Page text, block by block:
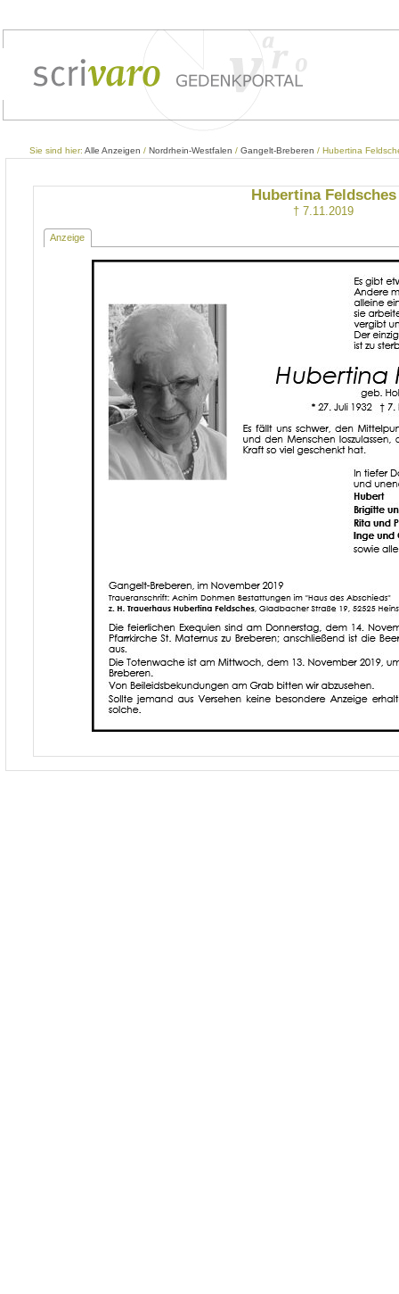
Sie sind hier: Alle Anzeigen / Nordrhein-Westfalen / Gangelt-Breberen / Hubertina
Hubertina Feldsches
† 7.11.2019
Anzeige